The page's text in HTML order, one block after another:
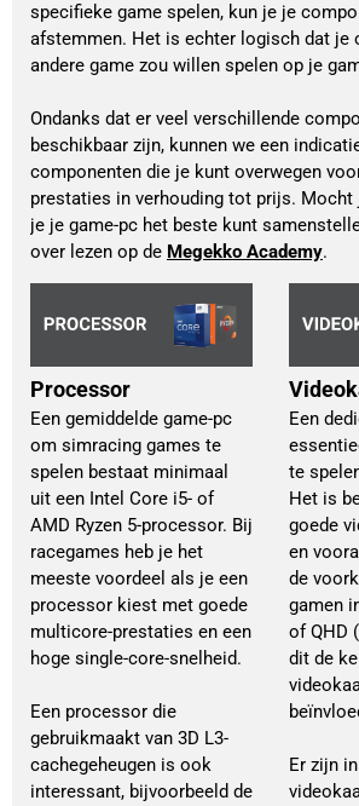
specifieke game spelen, kun je je
afstemmen. Het is echter logisch dat je
andere game zou willen spelen op je
Ondanks dat er veel verschillende
beschikbaar zijn, kunnen we een
componenten die je kunt overwegen
prestaties in verhouding tot prijs. Mocht
je je game-pc het beste kunt
over lezen op de Megekko Academy.
Processor
Een gemiddelde game-pc
om simracing games te
spelen bestaat minimaal
uit een Intel Core i5- of
AMD Ryzen 5-processor. Bij
racegames heb je het
meeste voordeel als je een
processor kiest met goede
multicore-prestaties en een
hoge single-core-snelheid.
Een processor die
gebruikmaakt van 3D L3-
cachegeheugen is ook
interessant, bijvoorbeeld de
Een
te
Het is
goede
en
de
gamen
of QHD
dit de
Er zijn